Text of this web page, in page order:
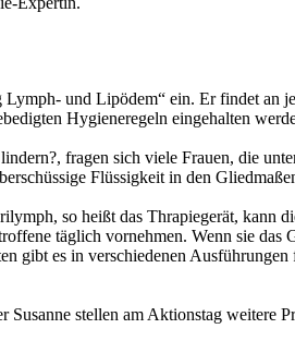
und Lipödem“ ein. Er findet an
Hygieneregeln eingehalten
fragen sich viele Frauen, die
Flüssigkeit in den
so heißt das Thrapiegerät, kann
täglich vornehmen. Wenn sie das
gibt es in verschiedenen
stellen am Aktionstag weitere